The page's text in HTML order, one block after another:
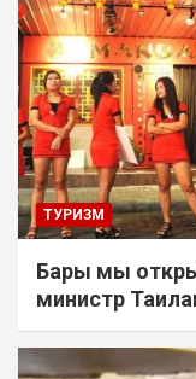
ТУРИЗМ
Бары мы
министр